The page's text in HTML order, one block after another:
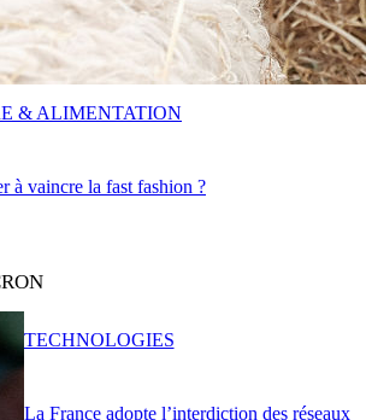
à vaincre la fast fashion ?
& ALIMENTATION
La France adopte l’interdiction des réseaux
TECHNOLOGIES